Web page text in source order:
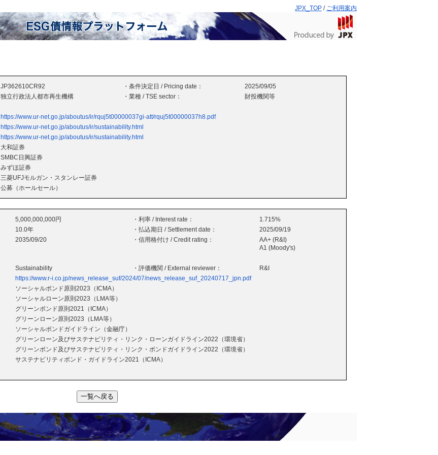
JPX_TOP / ご利用案内
JP362610CR92 ・条件決定日 / Pricing date：
2025/09/05
独立行政法人都市再生機構 ・業種 / TSE sector：
財投機関等
https://www.ur-net.go.jp/aboutus/ir/rquj5t00000037gi-att/rquj5t00000037h8.pdf
https://www.ur-net.go.jp/aboutus/ir/sustainability.html
https://www.ur-net.go.jp/aboutus/ir/sustainability.html
大和証券
SMBC日興証券
みずほ証券
三菱UFJモルガン・スタンレー証券
公募（ホールセール）
5,000,000,000円 ・利率 / Interest rate：
1.715%
10.0年 ・払込期日 / Settlement date：
2025/09/19
2035/09/20 ・信用格付け / Credit rating：
AA+ (R&I)
A1 (Moody's)
Sustainability ・評価機関 / External reviewer：
R&I
https://www.r-i.co.jp/news_release_suf/2024/07/news_release_suf_20240717_jpn.pdf
ソーシャルボンド原則2023（ICMA）
ソーシャルローン原則2023（LMA等）
グリーンボンド原則2021（ICMA）
グリーンローン原則2023（LMA等）
ソーシャルボンドガイドライン（金融庁）
グリーンローン及びサステナビリティ・リンク・ローンガイドライン2022（環境省）
グリーンボンド及びサステナビリティ・リンク・ボンドガイドライン2022（環境省）
サステナビリティボンド・ガイドライン2021（ICMA）
一覧へ戻る